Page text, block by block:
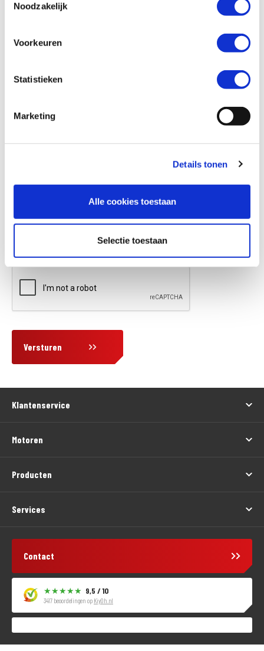
Noodzakelijk
Voorkeuren
Statistieken
Marketing
Details tonen
Alle cookies toestaan
Selectie toestaan
Vraag en/of opmerking
Versturen
Klantenservice
Motoren
Producten
Services
Contact
9,5 / 10
3417 beoordelingen op KiyOh.nl